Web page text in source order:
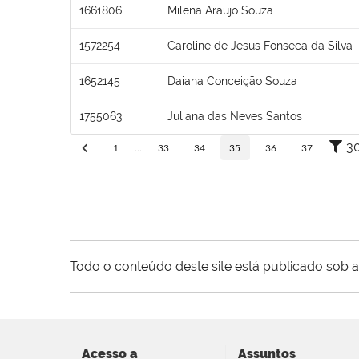
1661806 Milena Araujo Souza
1572254 Caroline de Jesus Fonseca da Silva
1652145 Daiana Conceição Souza
1755063 Juliana das Neves Santos
1 33 34 35 36 37
Todo o conteúdo deste site está publicado sob
Acesso a Assuntos